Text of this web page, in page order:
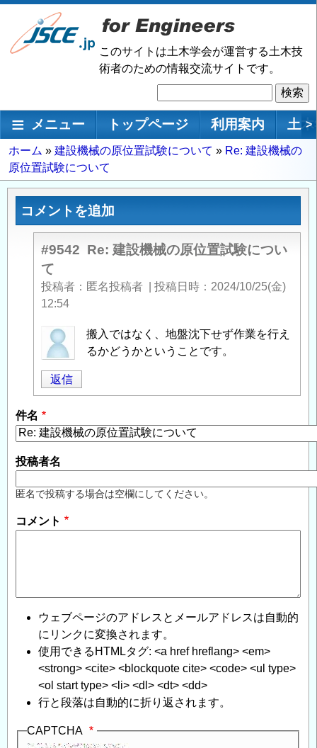
メ
ン
移
動
このサイトは土木学会が運営する土木技
術者のための情報交流サイトです。
索
メインナビゲーション
メニュー トップページ 利用案内 土 >
パ
ン
く
ホーム 建設機械の原位置試験について
Re: 建設機械の
原位置試験について
コメントを追加
#9542 Re: 建設機械の原位置試験につい
て
投稿者 匿名投稿者 投稿日時
2024/10/25(金)
12:54
匿
名
投
稿
に
よ
る
「Re:
建
機
試
験
に
つ
い
て」
へ
の
搬入ではなく、地盤沈下せず作業を行え
るかどうかということです。
返信
件名
投稿者名
匿名で投稿する場合は空欄にしてください。
コメント
ウェブページのアドレスとメールアドレスは自動的
にリンクに変換されます。
使用できるHTMLタグ: <a href hreflang> <em>
<strong> <cite> <blockquote cite> <code> <ul type>
<ol start type> <li> <dl> <dt> <dd>
行と段落は自動的に折り返されます。
CAPTCHA